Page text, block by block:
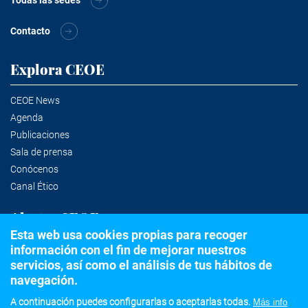
Contacto
Explora CEOE
CEOE News
Agenda
Publicaciones
Sala de prensa
Conócenos
Canal Ético
Alertas CEOE
Suscríbete a la newsletter
Esta web usa cookies propias para recoger
información con el fin de mejorar nuestros
servicios, así como el análisis de tus hábitos de
navegación.
A continuación puedes configurarlas o aceptarlas todas. Más info